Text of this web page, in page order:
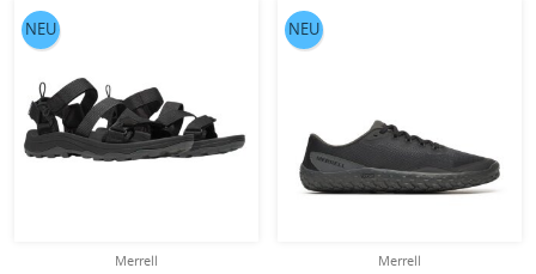
Merrell
NEU
Merrell
NEU